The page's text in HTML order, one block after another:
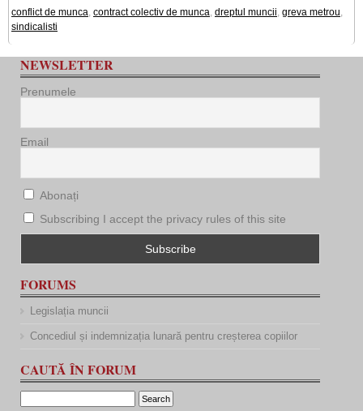
conflict de munca, contract colectiv de munca, dreptul muncii, greva metrou,
sindicalisti
NEWSLETTER
Prenumele
Email
Abonați
Subscribing I accept the privacy rules of this site
FORUMS
Legislația muncii
Concediul și indemnizația lunară pentru creșterea copiilor
CAUTĂ ÎN FORUM